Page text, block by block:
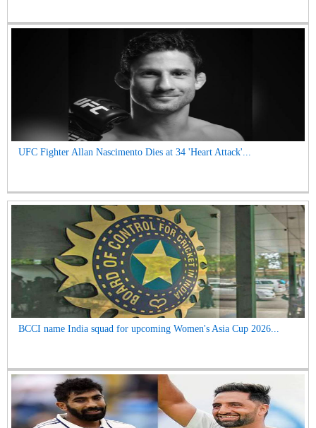
UFC Fighter Allan Nascimento Dies at 34 'Heart Attack'...
BCCI name India squad for upcoming Women's Asia Cup 2026...